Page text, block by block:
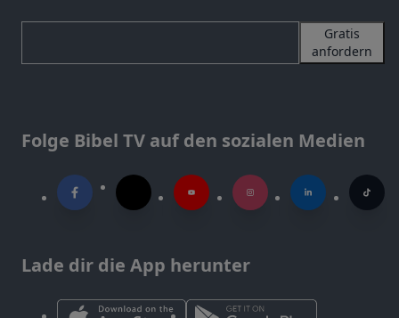
Gratis
anfordern
Folge Bibel TV auf den sozialen Medien
Lade dir die App herunter